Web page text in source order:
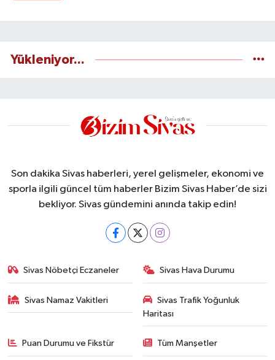
Yükleniyor...
Son dakika Sivas haberleri, yerel gelişmeler, ekonomi ve
sporla ilgili güncel tüm haberler Bizim Sivas Haber’de sizi
bekliyor. Sivas gündemini anında takip edin!
Sivas Nöbetçi Eczaneler Sivas Hava Durumu
Sivas Namaz Vakitleri
Sivas Trafik Yoğunluk
Haritası
Puan Durumu ve Fikstür Tüm Manşetler